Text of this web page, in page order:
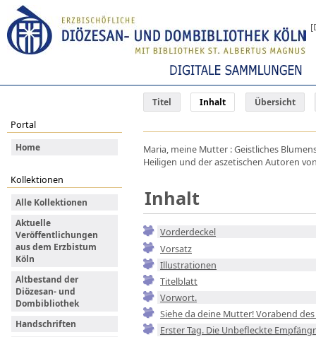
Titel Inhalt Übersicht
Portal
Home
Kollektionen
Alle Kollektionen
Aktuelle
Veröffentlichungen
aus dem Erzbistum
Köln
Altbestand der
Diözesan- und
Dombibliothek
Handschriften
Maria, meine Mutter : Geistliches
Heiligen und der aszetischen Autoren
Inhalt
Vorderdeckel
Vorsatz
Illustrationen
Titelblatt
Vorwort.
Siehe da deine Mutter! Vorabend
Erster Tag. Die Unbefleckte